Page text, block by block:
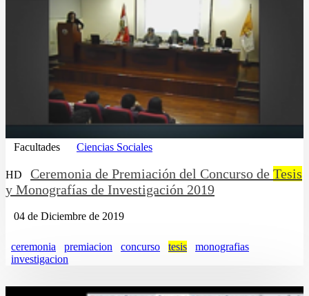
Facultades Ciencias Sociales
HD Ceremonia de Premiación del Concurso de Tesis
y Monografías de Investigación 2019
04 de Diciembre de 2019
ceremonia premiacion concurso tesis
monografias
investigacion